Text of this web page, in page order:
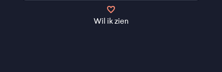
Wil ik zien